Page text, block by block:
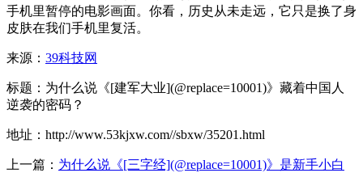
手机里暂停的电影画面。你看，历史从未走远，它只是换了身
皮肤在我们手机里复活。
来源： 39科技网
标题：为什么说《[建军大业](@replace=10001)》藏着中国人
逆袭的密码？
地址：http://www.53kjxw.com//sbxw/35201.html
上一篇： 为什么说《[三字经](@replace=10001)》是新手小白